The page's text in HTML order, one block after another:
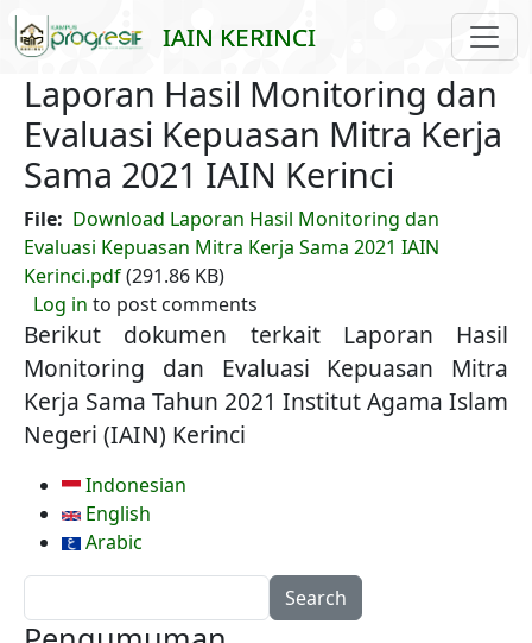
Skip to main content
IAIN KERINCI
Laporan Hasil Monitoring dan
Evaluasi Kepuasan Mitra Kerja
Sama 2021 IAIN Kerinci
File
Download Laporan Hasil Monitoring dan
Evaluasi Kepuasan Mitra Kerja Sama 2021 IAIN
Kerinci.pdf(291.86 KB)
Log in to post comments
Berikut dokumen terkait Laporan Hasil
Monitoring dan Evaluasi Kepuasan Mitra
Kerja Sama Tahun 2021 Institut Agama Islam
Negeri (IAIN) Kerinci
Indonesian
English
Arabic